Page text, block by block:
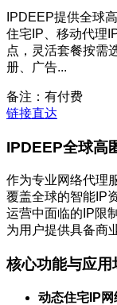
IPDEEP提供全球
住宅IP、移动代理
点，灵活套餐按需
册、广告...
备注：有付费
链接直达
IPDEEP全球高
作为专业网络代理
覆盖全球的智能IP
运营中面临的IP限
为用户提供具备商
核心功能与应用
动态住宅IP网